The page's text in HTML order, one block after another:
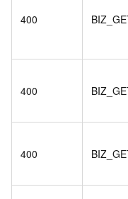
400
400
400